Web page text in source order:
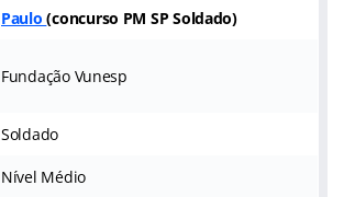
Paulo(concurso PM SP Soldado)
Fundação Vunesp
Soldado
Nível Médio